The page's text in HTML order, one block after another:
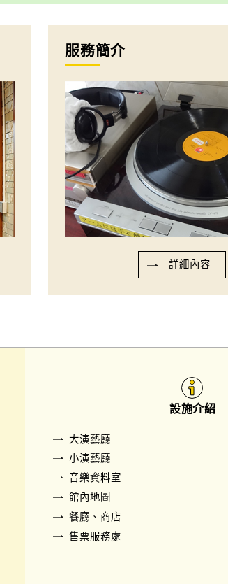
服務簡介
詳細內容
設施介紹
大演藝廳
小演藝廳
音樂資料室
館內地圖
餐廳、商店
售票服務處